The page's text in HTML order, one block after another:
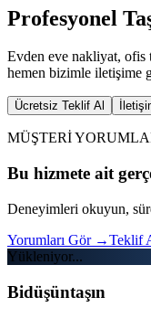
Profesyonel
Evden eve nakliyat, ofis
hemen bizimle iletişime
Ücretsiz Teklif Al
MÜŞTERİ
Bu hizmete ait
Deneyimleri okuyun,
Yorumları Gör →Teklif
Yükleniyor...
Bidüşüntaşın